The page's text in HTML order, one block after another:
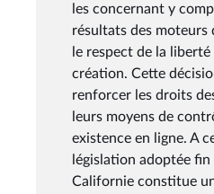
les concernant y
résultats des moteurs
le respect de la
création. Cette
renforcer les droits
leurs moyens de
existence en ligne. A
législation adoptée
Californie constitue